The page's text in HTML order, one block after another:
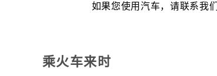
如果您使用汽车，请联系我们
乘火车来时